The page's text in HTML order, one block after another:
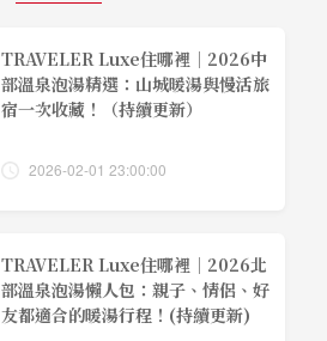
TRAVELER Luxe住哪裡｜2026中
部溫泉泡湯精選：山城暖湯與慢活旅
宿一次收藏！（持續更新）
2026-02-01 23:00:00
TRAVELER Luxe住哪裡｜2026北
部溫泉泡湯懶人包：親子、情侶、好
友都適合的暖湯行程！(持續更新)